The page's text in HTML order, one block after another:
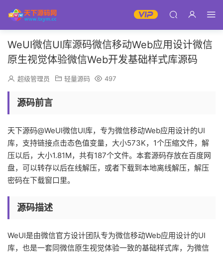
WeUI微信UI库源码微信移动Web应用设计微信
原生视觉体验微信Web开发基础样式库源码
超级管理员 轻量源码 497
源码前言
天下源码@WeUI微信UI库，专为微信移动Web应用设计的UI
库，支持链接点击态色值变量，大小573K，1个压缩文件，解
压以后，大小1.81M，共有187个文件。本套源码存放在百度网
盘，可以转存以后在线解压，或者下载到本地离线解压，解压
密码在下载窗口里。
源码描述
WeUI是由微信官方设计团队专为微信移动Web应用设计的UI
库，也是一套同微信原生视觉体验一致的基础样式库，为微信